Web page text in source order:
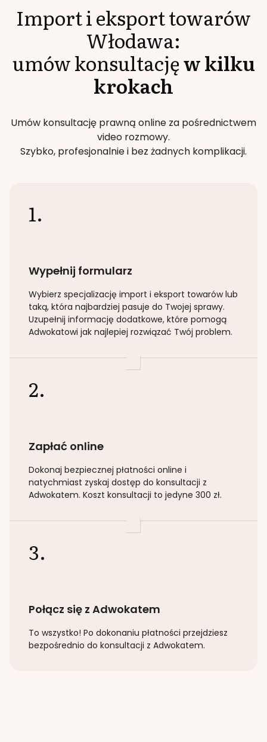
Import i eksport towarów
Włodawa:
umów konsultacjęw kilku
krokach
Umów konsultację prawną online za pośrednictwem
video rozmowy.
Szybko, profesjonalnie i bez żadnych komplikacji.
1.
Wypełnij formularz
Wybierz specjalizację import i eksport towarów lub
taką, która najbardziej pasuje do Twojej sprawy.
Uzupełnij informację dodatkowe, które pomogą
Adwokatowi jak najlepiej rozwiązać Twój problem.
2.
Zapłać online
Dokonaj bezpiecznej płatności online i
natychmiast zyskaj dostęp do konsultacji z
Adwokatem. Koszt konsultacji to jedyne 300 zł.
3.
Połącz się z Adwokatem
To wszystko! Po dokonaniu płatności przejdziesz
bezpośrednio do konsultacji z Adwokatem.